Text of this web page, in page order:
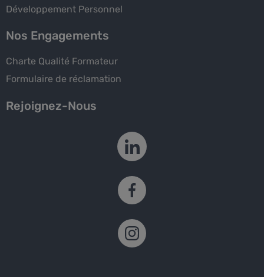
Développement Personnel
Nos Engagements
Charte Qualité Formateur
Formulaire de réclamation
Rejoignez-Nous